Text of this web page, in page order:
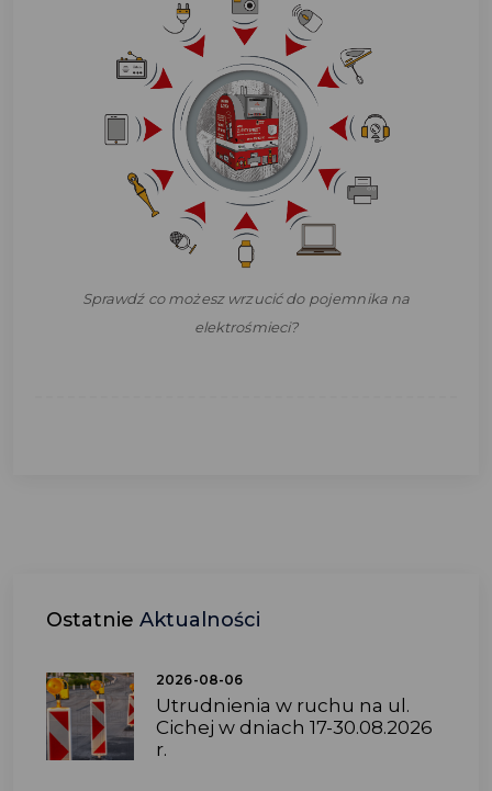
Sprawdź co możesz wrzucić do pojemnika na
elektrośmieci?
Ostatnie Aktualności
2026-08-06
Utrudnienia w ruchu na ul.
Cichej w dniach 17-30.08.2026
r.